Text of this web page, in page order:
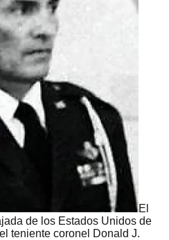
El
de los Estados Unidos de
teniente coronel Donald J.